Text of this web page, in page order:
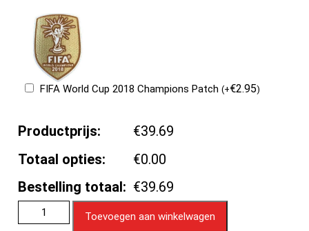
FIFA World Cup 2018 Champions Patch(+€2.95)
Productprijs:
€39.69
Totaal opties:
€0.00
Bestelling totaal: €39.69
Toevoegen aan winkelwagen